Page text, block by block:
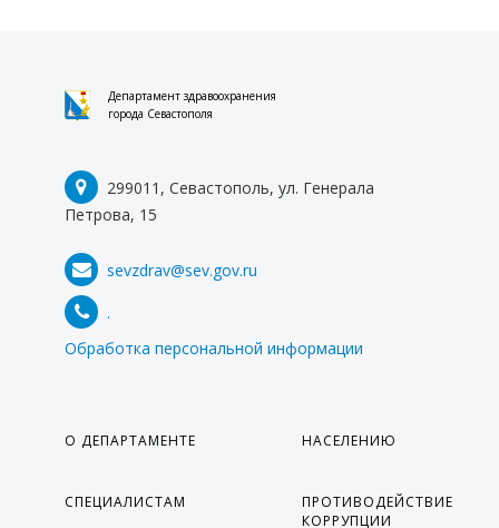
Департамент здравоохранения
города Севастополя
299011, Севастополь, ул. Генерала
Петрова, 15
sevzdrav@sev.gov.ru
.
Обработка персональной информации
О ДЕПАРТАМЕНТЕ НАСЕЛЕНИЮ
СПЕЦИАЛИСТАМ
ПРОТИВОДЕЙСТВИЕ
КОРРУПЦИИ